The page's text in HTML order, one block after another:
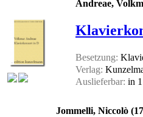
Andreae,
Besetzung:
Verlag:
Auslieferbar: in
Jommelli, Niccolò